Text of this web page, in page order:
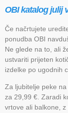
OBI katalog julij
Če načrtujete
ponudba OBI
Ne glede na to, ali
ustvariti prijeten
izdelke po ugodnih
Za ljubitelje peke
za 29,99 €. Zaradi
vrtove ali balkone,